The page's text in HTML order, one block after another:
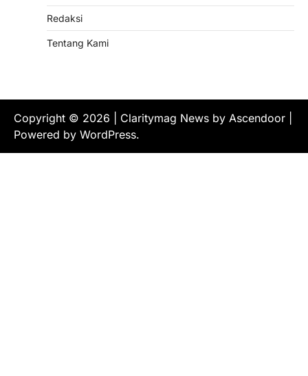
Redaksi
Tentang Kami
Copyright © 2026 | Claritymag News by Ascendoor
Powered by WordPress.